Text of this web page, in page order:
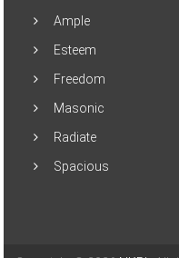
Ample
Esteem
Freedom
Masonic
Radiate
Spacious